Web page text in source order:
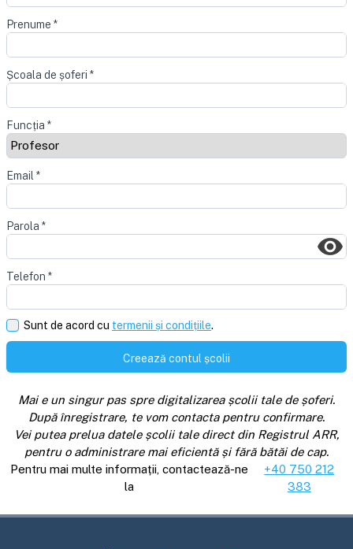
Prenume *
Școala de șoferi *
Funcția *
Email *
Parola *
Telefon *
Sunt de acord cu termenii și condițiile.
Creează contul școlii
Mai e un singur pas spre digitalizarea școlii tale de șoferi.
După înregistrare, te vom contacta pentru confirmare.
Vei putea prelua datele școlii tale direct din Registrul ARR,
pentru o administrare mai eficientă și fără bătăi de cap.
Pentru mai multe informații, contactează-ne
la
+40 750 212
383